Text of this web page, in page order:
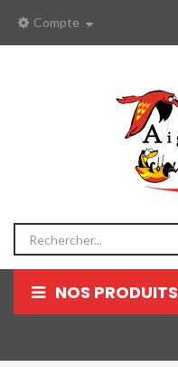
Compte
NOS PRODUITS